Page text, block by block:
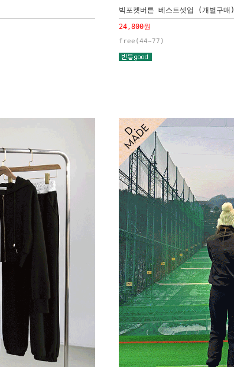
빅포켓버튼 베스트셋업 (개별구매)
24,800원
free(44~77)